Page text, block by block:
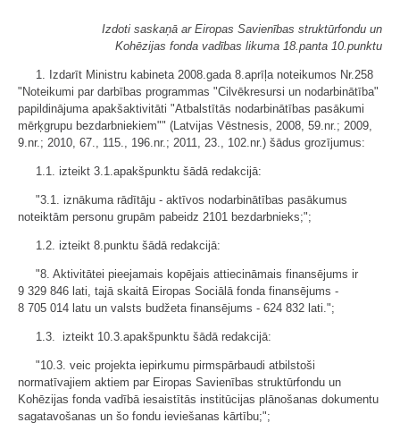
Izdoti saskaņā ar Eiropas Savienības struktūrfondu un
Kohēzijas fonda vadības likuma 18.panta 10.punktu
1. Izdarīt Ministru kabineta 2008.gada 8.aprīļa noteikumos Nr.258
"Noteikumi par darbības programmas "Cilvēkresursi un nodarbinātība"
papildinājuma apakšaktivitāti "Atbalstītās nodarbinātības pasākumi
mērķgrupu bezdarbniekiem"" (Latvijas Vēstnesis, 2008, 59.nr.; 2009,
9.nr.; 2010, 67., 115., 196.nr.; 2011, 23., 102.nr.) šādus grozījumus:
1.1. izteikt 3.1.apakšpunktu šādā redakcijā:
"3.1. iznākuma rādītāju - aktīvos nodarbinātības pasākumus
noteiktām personu grupām pabeidz 2101 bezdarbnieks;";
1.2. izteikt 8.punktu šādā redakcijā:
"8. Aktivitātei pieejamais kopējais attiecināmais finansējums ir
9 329 846 lati, tajā skaitā Eiropas Sociālā fonda finansējums -
8 705 014 latu un valsts budžeta finansējums - 624 832 lati.";
1.3. izteikt 10.3.apakšpunktu šādā redakcijā:
"10.3. veic projekta iepirkumu pirmspārbaudi atbilstoši
normatīvajiem aktiem par Eiropas Savienības struktūrfondu un
Kohēzijas fonda vadībā iesaistītās institūcijas plānošanas dokumentu
sagatavošanas un šo fondu ieviešanas kārtību;";